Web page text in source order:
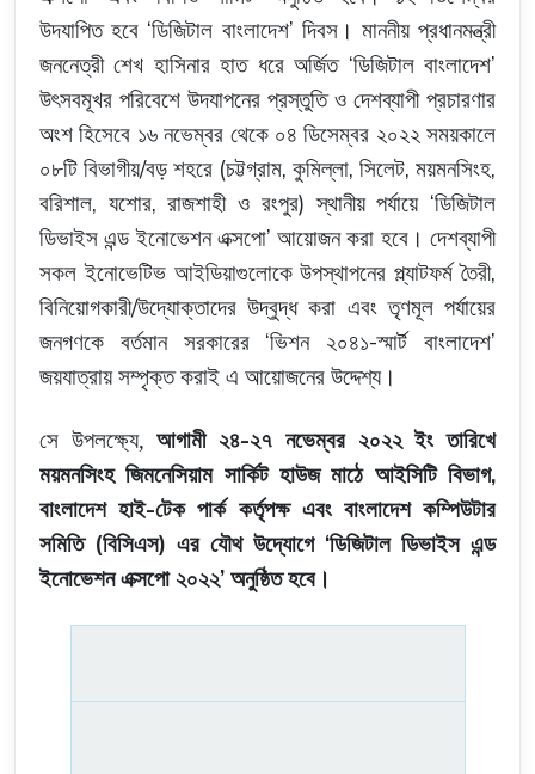
উদযাপিত হবে ‘ডিজিটাল বাংলাদেশ’ দিবস। মাননীয় প্রধানমন্ত্রী
জননেত্রী শেখ হাসিনার হাত ধরে অর্জিত‘ডিজিটাল বাংলাদেশ’
উৎসবমূখর পরিবেশে উদযাপনের প্রস্তুতি ও দেশব্যাপী প্রচারণার
অংশ হিসেবে ১৬ নভেম্বর থেকে ০৪ ডিসেম্বর ২০২২ সময়কালে
০৮টি বিভাগীয়/বড় শহরে (চট্টগ্রাম, কুমিল্লা, সিলেট, ময়মনসিংহ,
বরিশাল, যশোর,রাজশাহী ও রংপুর)স্থানীয় পর্যায়ে‘ডিজিটাল
ডিভাইস এন্ড ইনোভেশন এক্সপো’আয়োজন করা হবে। দেশব্যাপী
সকল ইনোভেটিভ আইডিয়াগুলোকে উপস্থাপনের প্ল্যাটফর্ম তৈরী,
বিনিয়োগকারী/উদ্যোক্তাদের উদ্বুদ্ধ করা এবং তৃণমূল পর্যায়ের
জনগণকে
বর্তমান সরকারের‘ভিশন ২০৪১-স্মার্ট বাংলাদেশ’
জয়যাত্রায় সম্পৃক্ত করাই এ আয়োজনের উদ্দেশ্য।
সে উপলক্ষ্যে,আগামী ২৪-২৭ নভেম্বর ২০২২ ইং তারিখে
ময়মনসিংহ জিমনেসিয়াম সার্কিট হাউজ মাঠে আইসিটি বিভাগ,
বাংলাদেশ হাই-টেক পার্ক কর্তৃপক্ষ এবং বাংলাদেশ কম্পিউটার
সমিতি(বিসিএস) এর যৌথ উদ্যোগে‘ডিজিটাল ডিভাইস এন্ড
ইনোভেশন এক্সপো ২০২২’ অনুষ্ঠিত হবে।